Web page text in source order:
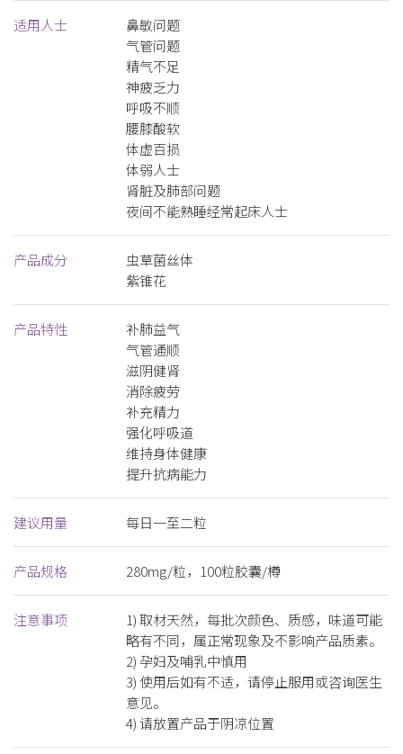
适用人士
鼻敏问题
气管问题
精气不足
神疲乏力
呼吸不顺
腰膝酸软
体虚百损
体弱人士
肾脏及肺部问题
夜间不能熟睡经常起床人士
产品成分
虫草菌丝体
紫锥花
产品特性
补肺益气
气管通顺
滋阴健肾
消除疲劳
补充精力
强化呼吸道
维持身体健康
提升抗病能力
建议用量 每日一至二粒
产品规格 280mg/粒，100粒胶囊/樽
注意事项
1) 取材天然，每批次颜色、质感，味道可能
略有不同，属正常现象及不影响产品质素。
2) 孕妇及哺乳中慎用
3) 使用后如有不适，请停止服用或咨询医生
意见。
4) 请放置产品于阴凉位置